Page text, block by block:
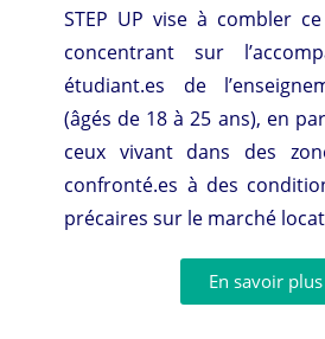
STEP UP vise à combler
concentrant sur
étudiant.es de
(âgés de 18 à 25 ans), en
ceux vivant dans des
confronté.es à des
précaires sur le marché
En savoir plus